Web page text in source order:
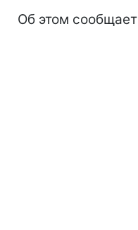
Об этом сообщает